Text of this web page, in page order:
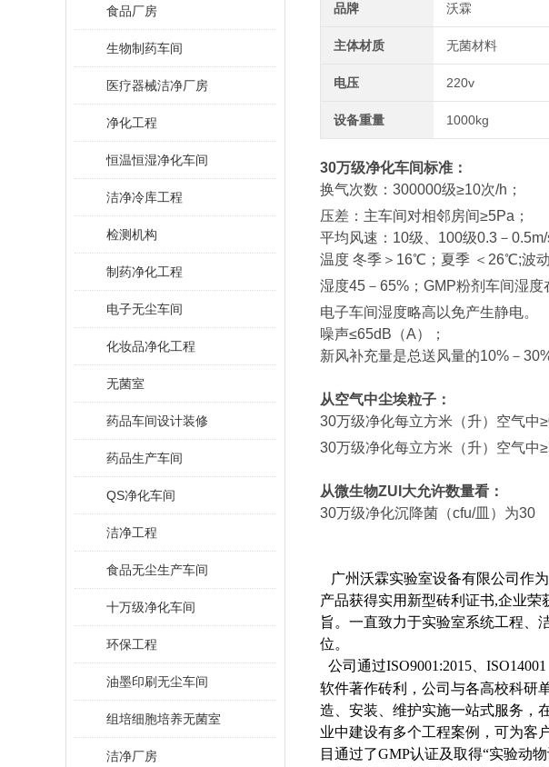
食品厂房
生物制药车间
医疗器械洁净厂房
净化工程
恒温恒湿净化车间
洁净冷库工程
检测机构
制药净化工程
电子无尘车间
化妆品净化工程
无菌室
药品车间设计装修
药品生产车间
QS净化车间
洁净工程
食品无尘生产车间
十万级净化车间
环保工程
油墨印刷无尘车间
组培细胞培养无菌室
洁净厂房
品牌 沃霖
主体材质 无菌材料
电压 220v
设备重量 1000kg
30万级净化车间标准：
换气次数： 300000级≥10次/h ；
压差：主车间对相邻房间≥5Pa；
平均风速： 10级、100级0.3－0.5m/
温度 冬季 ＞16℃；夏季 ＜26℃;波
湿度45－65%；GMP粉剂车间湿度
电子车间湿度略高以免产生静电。
噪声≤65dB（A）；
新风补充量是总送风量的10%－
从空气中尘埃粒子 ：
30万级净化每立方米（升）空气中
30万级净化每立方米（升）空气中
从微生物ZUI 大允许数量看：
30万级净化沉降菌（cfu/皿） 为30
广州沃霖实验室设备有限公司作
产品获得实用新型砖利证书,企业
旨。一直致力于实验室系统工程、
位。
公司通过ISO9001:2015、
软件著作砖利，公司与各高校科研
造、安装、维护实施一站式服务，
业中建设有多个工程案例，可为客
目通过了GMP认证及取得“实验动物